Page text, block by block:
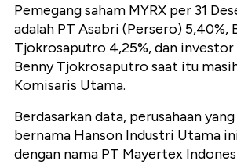
Pemegang saham MYRX per 31
adalah PT Asabri (Persero) 5,40%,
Tjokrosaputro 4,25%, dan investor
Benny Tjokrosaputro saat itu
Komisaris Utama.
Berdasarkan data, perusahaan
bernama Hanson Industri Utama
dengan nama PT Mayertex